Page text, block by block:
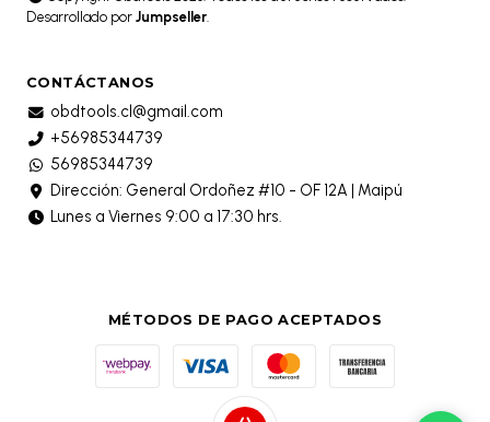
Desarrollado por Jumpseller.
CONTÁCTANOS
obdtools.cl@gmail.com
+56985344739
56985344739
Dirección: General Ordoñez #10 - OF 12A | Maipú
Lunes a Viernes 9:00 a 17:30 hrs.
MÉTODOS DE PAGO ACEPTADOS